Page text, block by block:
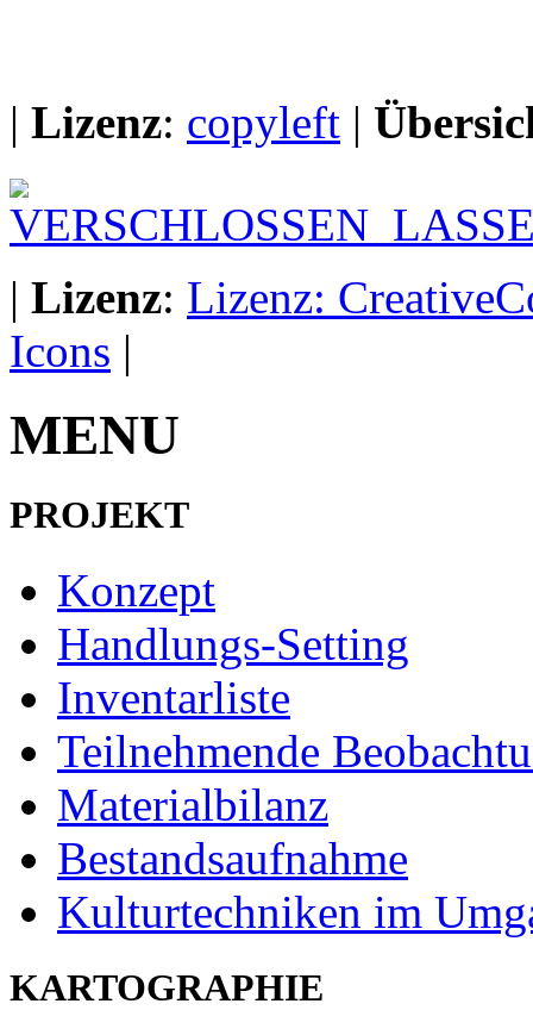
| Lizenz: copyleft |
| Lizenz: Lizenz:
Icons |
MENU
PROJEKT
Konzept
Handlungs-Setting
Inventarliste
Teilnehmende
Materialbilanz
Bestandsaufnahme
Kulturtechniken im
KARTOGRAPHIE